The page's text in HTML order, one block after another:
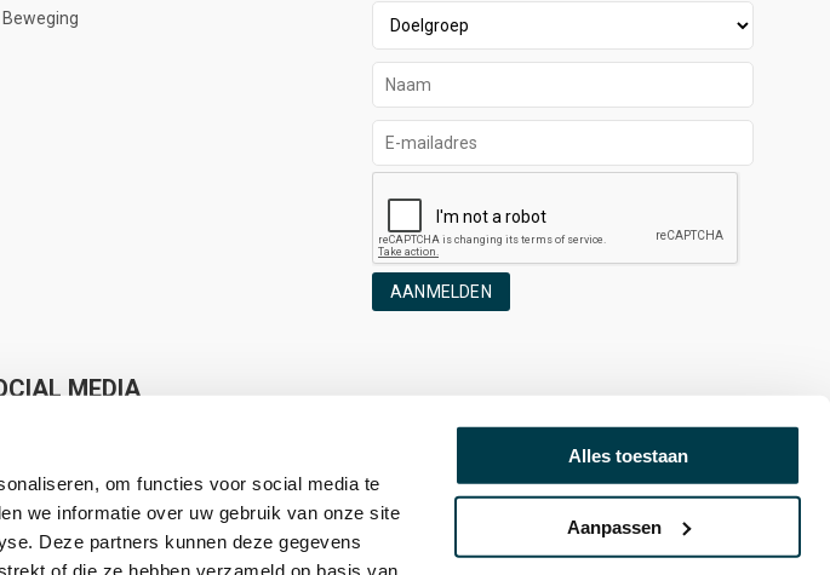
om functies voor social media te
we informatie over uw gebruik van onze site
Deze partners kunnen deze gegevens
of die ze hebben verzameld op basis van
Alles toestaan
Aanpassen
AANMELDEN
MEDIA
Sense